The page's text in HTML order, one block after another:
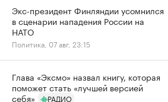
Экс-президент Финляндии усомнился
в сценарии нападения России на
НАТО
Политика, 07 авг, 23:15
Глава «Эксмо» назвал книгу, которая
поможет стать «лучшей версией
себя»
РАДИО